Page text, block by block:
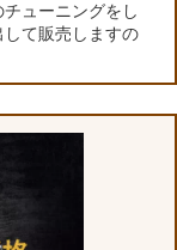
ューニングをし
て販売しますの